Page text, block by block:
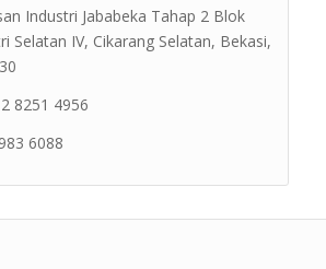
Industri Jababeka Tahap 2 Blok
Selatan IV, Cikarang Selatan, Bekasi,
8251 4956
6088